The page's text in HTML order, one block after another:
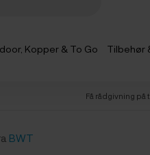
Kopper & To Go Tilbehør
Få rådgivning på
BWT